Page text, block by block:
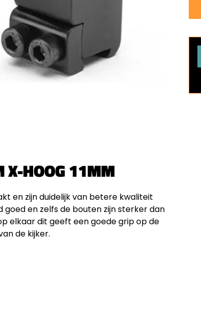
X-HOOG 11MM
en zijn duidelijk van betere kwaliteit
en zelfs de bouten zijn sterker dan
elkaar dit geeft een goede grip op de
de kijker.